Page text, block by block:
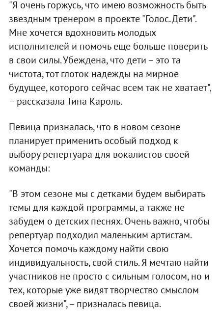
"Я очень горжусь, что имею возможность быть
звездным тренером в проекте "Голос. Дети".
Мне хочется вдохновить молодых
исполнителей и помочь еще больше поверить
в свои силы. Убеждена, что дети – это та
чистота, тот глоток надежды на мирное
будущее, которого сейчас всем так не хватает",
– рассказала Тина Кароль.
Певица призналась, что в новом сезоне
планирует применить особый подход к
выбору репертуара для вокалистов своей
команды:
"В этом сезоне мы с детками будем выбирать
темы для каждой программы, а также не
забудем о детских песнях. Очень важно, чтобы
репертуар подходил маленьким артистам.
Хочется помочь каждому найти свою
индивидуальность, свой стиль. Я мечтаю найти
участников не просто с сильным голосом, но и
тех, которые уже видят творчество смыслом
своей жизни", – призналась певица.